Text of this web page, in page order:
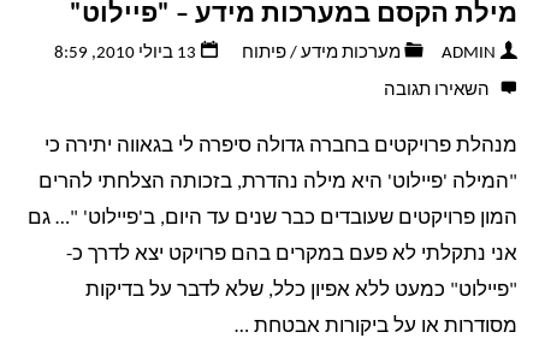
כטכניקה
רמת
אבטחת
המידע"
מילת הקסם במערכות מידע – "פיילוט"
ADMIN מערכות מידע/פיתוח
13 ביולי 2010, 8:59
השאירו תגובה
מנהלת פרויקטים בחברה גדולה סיפרה לי בגאווה יתירה כי
"המילה 'פיילוט' היא מילה נהדרת, בזכותה הצלחתי להרים
המון פרויקטים שעובדים כבר שנים עד היום, ב'פיילוט' "… גם
אני נתקלתי לא פעם במקרים בהם פרויקט יצא לדרך כ-
"פיילוט" כמעט ללא אפיון כלל, שלא לדבר על בדיקות
מסודרות או על ביקורות אבטחת …